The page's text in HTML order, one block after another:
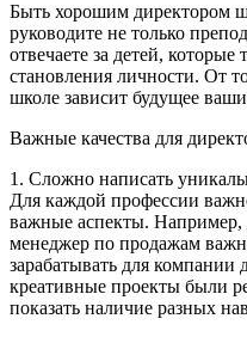
Быть хорошим директором
руководите не только
отвечаете за детей, которые
становления личности. От
школе зависит будущее
Важные качества для
1. Сложно написать
Для каждой профессии
важные аспекты. Например,
менеджер по продажам
зарабатывать для компании
креативные проекты были
показать наличие разных